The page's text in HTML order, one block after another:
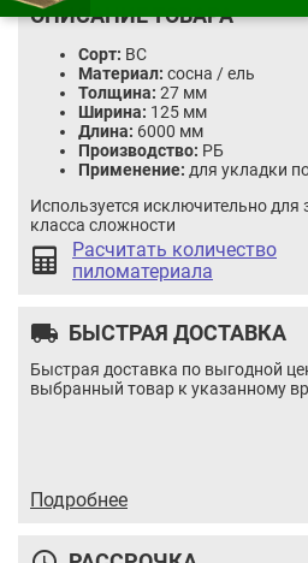
ОПИСАНИЕ ТОВАРА
Сорт: BC
Материал: сосна / ель
Толщина: 27 мм
Ширина: 125 мм
Длина: 6000 мм
Производство: РБ
Применение: для укладки
Используется исключительно для
класса сложности
Расчитать количество
пиломатериала
local_shipping БЫСТРАЯ ДОСТАВКА
Быстрая доставка по выгодной
выбранный товар к указанному
Подробнее
Цена:19.26 / шт
Доска
В корзину
Купить в 1 клик